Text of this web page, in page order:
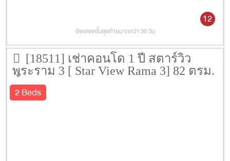
12
อัพเดตครั้งสุดท้ายมากกว่า 30 วัน
[18511] เช่าคอนโด 1 ปี สตาร์วิว
พระราม 3 [ Star View Rama 3] 82 ตรม.
ชั้น 29
2 Beds